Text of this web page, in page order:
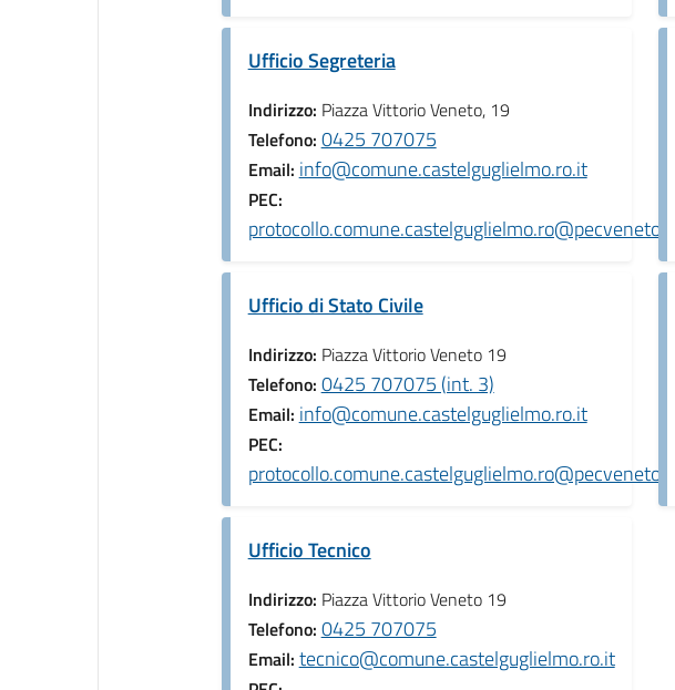
Ufficio Segreteria
Indirizzo: Piazza Vittorio Veneto, 19
Telefono: 0425 707075
Email: info@comune.castelguglielmo.ro.it
PEC:
protocollo.comune.castelguglielmo.ro@pecveneto.it
Ufficio di Stato Civile
Indirizzo: Piazza Vittorio Veneto 19
Telefono: 0425 707075 (int. 3)
Email: info@comune.castelguglielmo.ro.it
PEC:
protocollo.comune.castelguglielmo.ro@pecveneto.it
Ufficio Tecnico
Indirizzo: Piazza Vittorio Veneto 19
Telefono: 0425 707075
Email: tecnico@comune.castelguglielmo.ro.it